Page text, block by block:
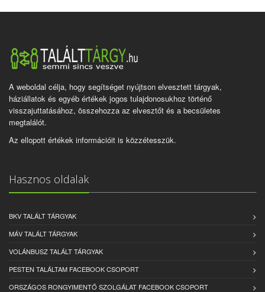
A weboldal célja, hogy segítséget nyújtson elvesztett tárgyak,
háziállatok és egyéb értékek jogos tulajdonosukhoz történő
visszajuttatásához, összehozza az elvesztőt és a becsületes
megtalálót.
Az ellopott értékek információit is közzétesszük.
Hasznos oldalak
BKV TALÁLT TÁRGYAK
MÁV TALÁLT TÁRGYAK
VOLÁNBUSZ TALÁLT TÁRGYAK
PESTEN TALÁLTAM FACEBOOK CSOPORT
ORSZÁGOS RONGYIMENTŐ SZOLGÁLAT FACEBOOK CSOPORT